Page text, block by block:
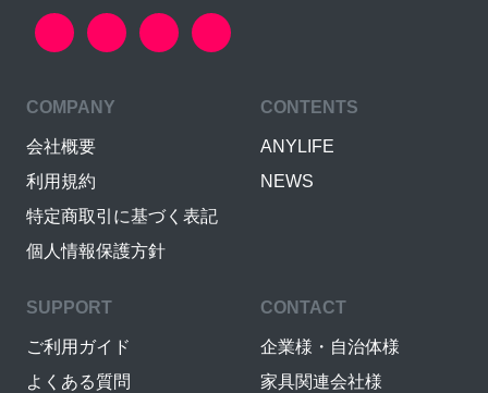
COMPANY
会社概要
利用規約
特定商取引に基づく表記
個人情報保護方針
CONTENTS
ANYLIFE
NEWS
SUPPORT
ご利用ガイド
よくある質問
CONTACT
企業様・自治体様
家具関連会社様